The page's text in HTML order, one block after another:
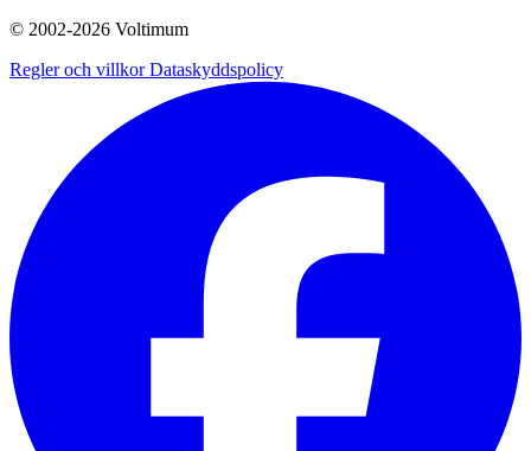
© 2002-2026 Voltimum
Regler och villkorDataskyddspolicy